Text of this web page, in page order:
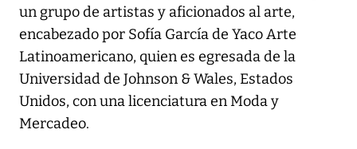
un grupo de artistas y aficionados al arte,
encabezado por Sofía García de Yaco Arte
Latinoamericano, quien es egresada de la
Universidad de Johnson & Wales, Estados
Unidos, con una licenciatura en Moda y
Mercadeo.